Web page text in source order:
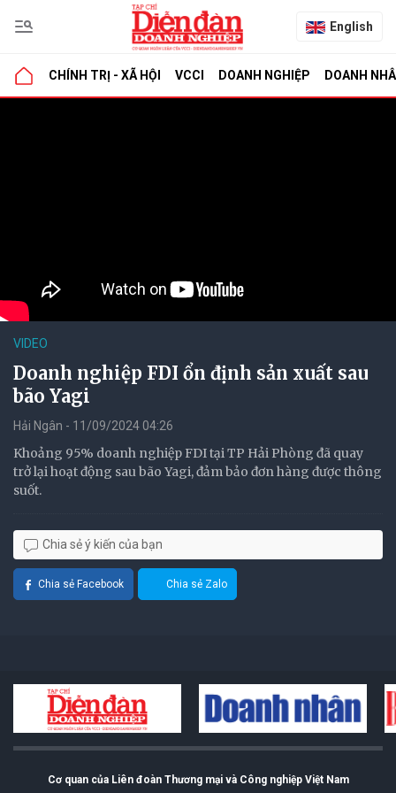
English
CHÍNH TRỊ - XÃ HỘI VCCI DOANH NGHIỆP DOANH
VIDEO
Doanh nghiệp FDI ổn định sản xuất sau
bão Yagi
Hải Ngân - 11/09/2024 04:26
Khoảng 95% doanh nghiệp FDI tại TP Hải Phòng đã quay
trở lại hoạt động sau bão Yagi, đảm bảo đơn hàng được thông
suốt.
Chia sẻ ý kiến của bạn
Chia sẻ Facebook Chia sẻ Zalo
Cơ quan của Liên đoàn Thương mại và Công nghiệp Việt Nam